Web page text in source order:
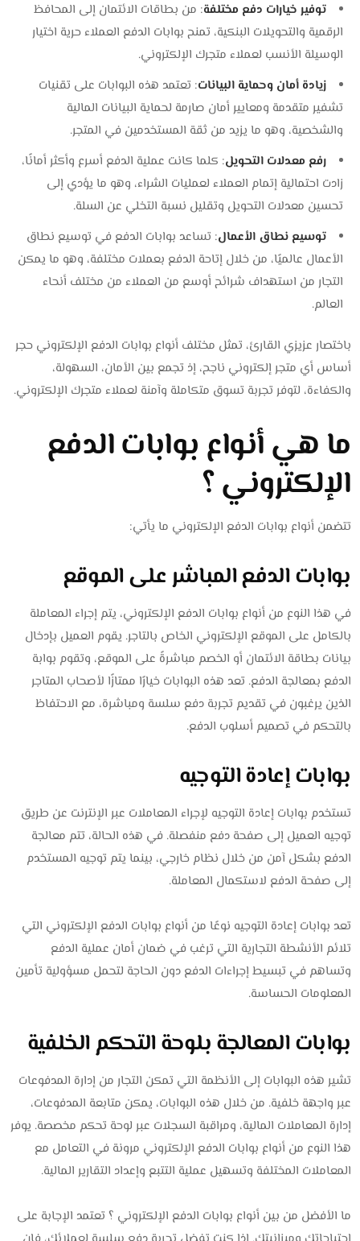
توفير خيارات دفع مختلفة: من بطاقات الائتمان إلى المحافظ
الرقمية والتحويلات البنكية، تمنح بوابات الدفع العملاء حرية اختيار
الوسيلة الأنسب لعملاء متجرك الإلكتروني.
زيادة أمان وحماية البيانات: تعتمد هذه البوابات على تقنيات
تشفير متقدمة ومعايير أمان صارمة لحماية البيانات المالية
والشخصية، وهو ما يزيد من ثقة المستخدمين في المتجر.
رفع معدلات التحويل: كلما كانت عملية الدفع أسرع وأكثر أمانًا،
زادت احتمالية إتمام العملاء لعمليات الشراء، وهو ما يؤدي إلى
تحسين معدلات التحويل وتقليل نسبة التخلي عن السلة.
توسيع نطاق الأعمال: تساعد بوابات الدفع في توسيع نطاق
الأعمال عالميًا، من خلال إتاحة الدفع بعملات مختلفة، وهو ما يمكن
التجار من استهداف شرائح أوسع من العملاء من مختلف أنحاء
العالم.
باختصار عزيزي القارئ، تمثل مختلف أنواع بوابات الدفع الإلكتروني حجر
أساس أي متجر إلكتروني ناجح، إذ تجمع بين الأمان، السهولة،
والكفاءة، لتوفر تجربة تسوق متكاملة وآمنة لعملاء متجرك الإلكتروني.
ما هي أنواع بوابات الدفع
الإلكتروني ؟
تتضمن أنواع بوابات الدفع الإلكتروني ما يأتي:
بوابات الدفع المباشر على الموقع
في هذا النوع من أنواع بوابات الدفع الإلكتروني، يتم إجراء المعاملة
بالكامل على الموقع الإلكتروني الخاص بالتاجر. يقوم العميل بإدخال
بيانات بطاقة الائتمان أو الخصم مباشرةً على الموقع، وتقوم بوابة
الدفع بمعالجة الدفع. تعد هذه البوابات خيارًا ممتازًا لأصحاب المتاجر
الذين يرغبون في تقديم تجربة دفع سلسة ومباشرة، مع الاحتفاظ
بالتحكم في تصميم أسلوب الدفع.
بوابات إعادة التوجيه
تستخدم بوابات إعادة التوجيه لإجراء المعاملات عبر الإنترنت عن طريق
توجيه العميل إلى صفحة دفع منفصلة. في هذه الحالة، تتم معالجة
الدفع بشكل آمن من خلال نظام خارجي، بينما يتم توجيه المستخدم
إلى صفحة الدفع لاستكمال المعاملة.
تعد بوابات إعادة التوجيه نوعًا من أنواع بوابات الدفع الإلكتروني التي
تلائم الأنشطة التجارية التي ترغب في ضمان أمان عملية الدفع
وتساهم في تبسيط إجراءات الدفع دون الحاجة لتحمل مسؤولية تأمين
المعلومات الحساسة.
بوابات المعالجة بلوحة التحكم الخلفية
تشير هذه البوابات إلى الأنظمة التي تمكن التجار من إدارة المدفوعات
عبر واجهة خلفية. من خلال هذه البوابات، يمكن متابعة المدفوعات،
إدارة المعاملات المالية، ومراقبة السجلات عبر لوحة تحكم مخصصة. يوفر
هذا النوع من أنواع بوابات الدفع الإلكتروني مرونة في التعامل مع
المعاملات المختلفة وتسهيل عملية التتبع وإعداد التقارير المالية.
ما الأفضل من بين أنواع بوابات الدفع الإلكتروني ؟ تعتمد الإجابة على